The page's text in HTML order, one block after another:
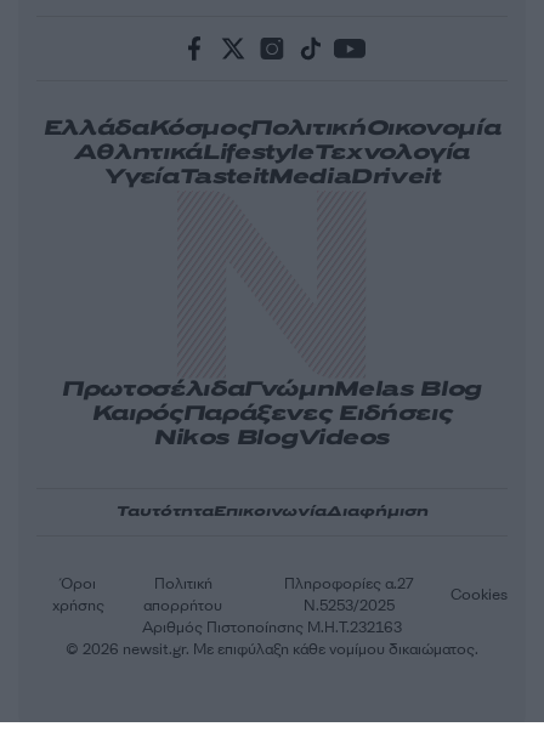
ΕλλάδαΚόσμοςΠολιτικήΟικονομία
ΑθλητικάLifestyleΤεχνολογία
ΥγείαTasteitMediaDriveit
ΠρωτοσέλιδαΓνώμηMelas Blog
ΚαιρόςΠαράξενες Ειδήσεις
Nikos BlogVideos
ΤαυτότηταΕπικοινωνίαΔιαφήμιση
Αριθμός Πιστοποίησης Μ.Η.Τ.232163
Όροι
χρήσης
Πολιτική
απορρήτου
Πληροφορίες α.27
Ν.5253/2025
Cookies
© 2026 newsit.gr. Με επιφύλαξη κάθε νομίμου δικαιώματος.